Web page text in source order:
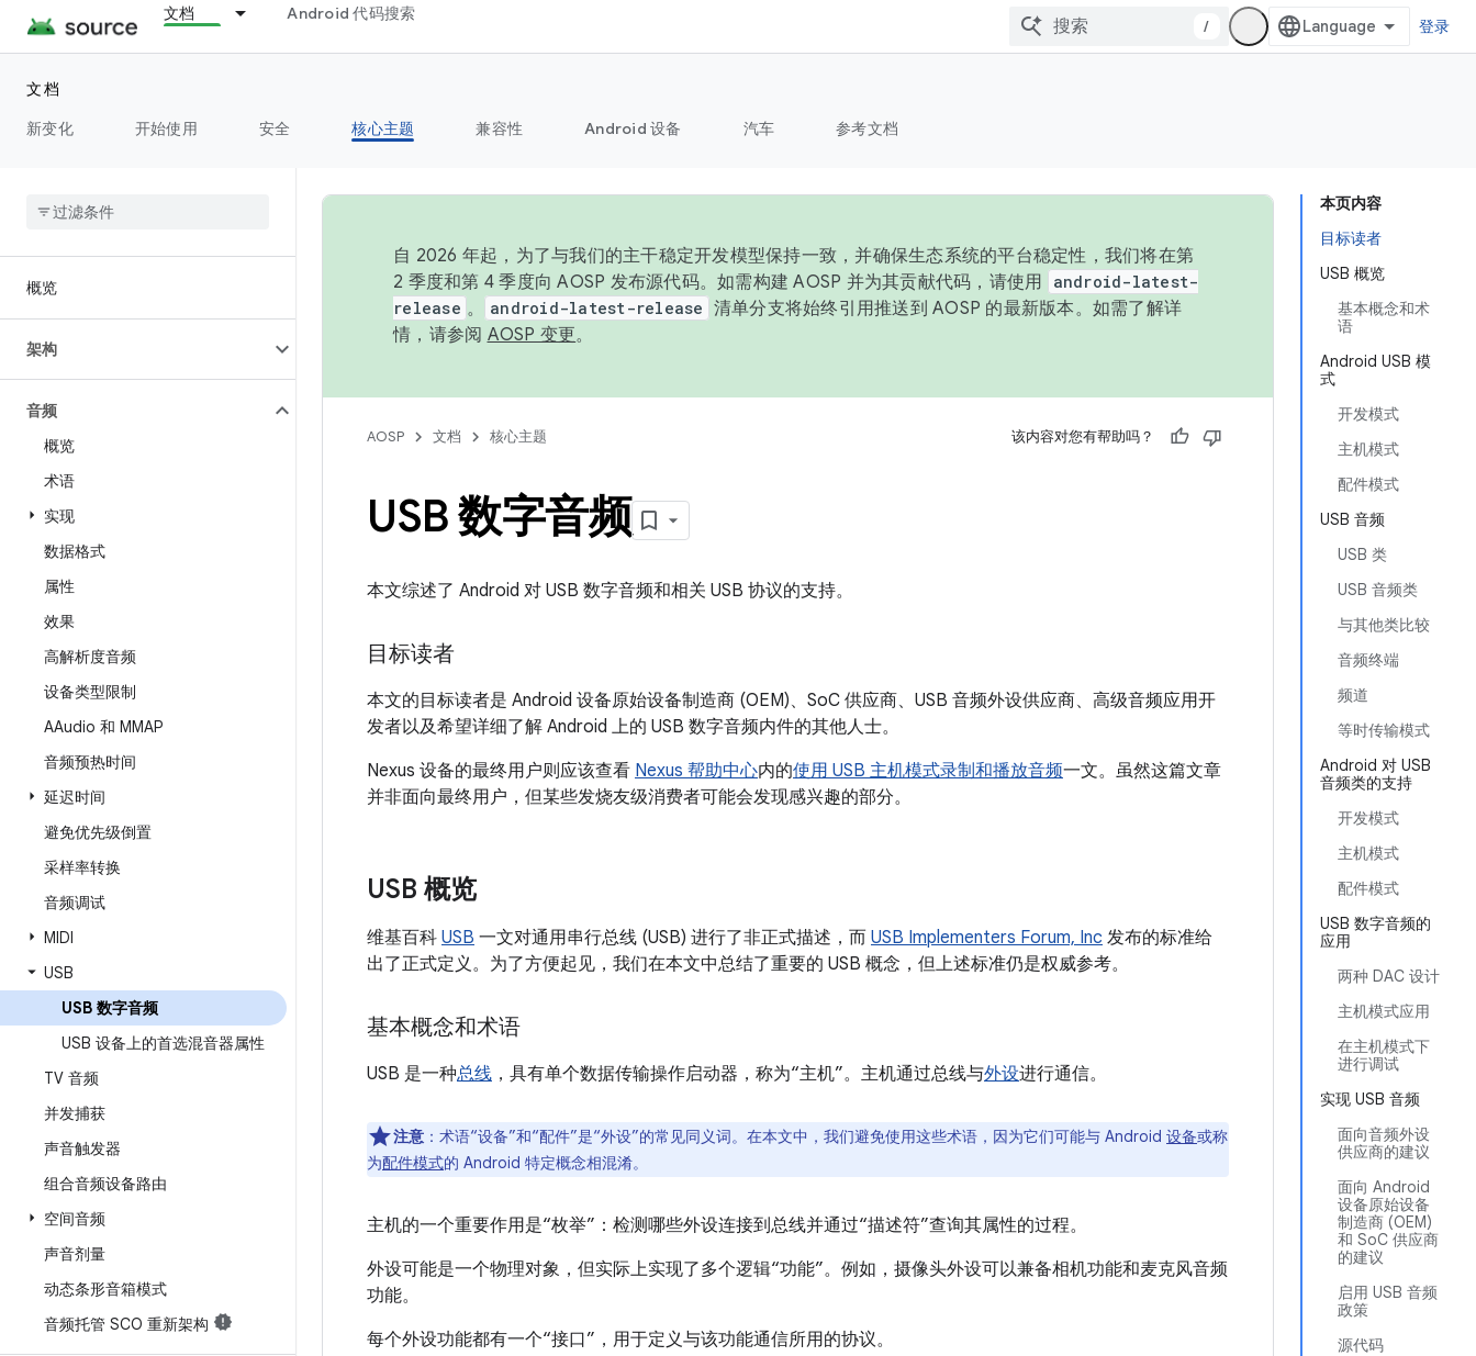
文档 Android 代码搜索
/ 登录
文档
新变化
开始使用 安全 核心主题 兼容性 Android 设备 汽车 参考文档
概览
架构
音频
概览
术语
实现
数据格式
属性
效果
高解析度音频
设备类型限制
AAudio 和 MMAP
音频预热时间
延迟时间
避免优先级倒置
采样率转换
音频调试
MIDI
USB
USB 数字音频
USB 设备上的首选混音器属性
TV 音频
并发捕获
声音触发器
组合音频设备路由
空间音频
声音剂量
动态条形音箱模式
音频托管 SCO 重新架构
本页内容
目标读者
USB 概览
基本概念和术
语
Android USB 模
式
开发模式
主机模式
配件模式
USB 音频
USB 类
USB 音频类
与其他类比较
音频终端
频道
等时传输模式
Android 对 USB
音频类的支持
开发模式
主机模式
配件模式
USB 数字音频的
应用
两种 DAC 设计
主机模式应用
在主机模式下
进行调试
实现 USB 音频
面向音频外设
供应商的建议
面向 Android
设备原始设备
制造商 (OEM)
和 SoC 供应商
的建议
启用 USB 音频
政策
源代码
自 2026 年起，为了与我们的主干稳定开发模型保持一致，并确保生态系统的平台稳定性，我们将在第
2 季度和第 4 季度向 AOSP 发布源代码。如需构建 AOSP 并为其贡献代码，请使用
android-latest-
release 。 android-latest-release 清单分支将始终引用推送到 AOSP 的最新版本。如需了解详
情，请参阅 AOSP 变更。
AOSP 文档 核心主题 该内容对您有帮助吗？
USB 数字音频
本文综述了 Android 对 USB 数字音频和相关 USB 协议的支持。
目标读者
本文的目标读者是 Android 设备原始设备制造商 (OEM)、SoC 供应商、USB 音频外设供应商、高级音频应用开
发者以及希望详细了解 Android 上的 USB 数字音频内件的其他人士。
Nexus 设备的最终用户则应该查看 Nexus 帮助中心内的使用 USB 主机模式录制和播放音频一文。虽然这篇文章
并非面向最终用户，但某些发烧友级消费者可能会发现感兴趣的部分。
USB 概览
维基百科 USB 一文对通用串行总线 (USB) 进行了非正式描述，而 USB Implementers Forum, Inc 发布的标准给
出了正式定义。为了方便起见，我们在本文中总结了重要的 USB 概念，但上述标准仍是权威参考。
基本概念和术语
USB 是一种总线 ，具有单个数据传输操作启动器，称为“主机”。 主机通过总线与外设进行通信。
注意 ：术语“设备”和“配件”是“外设”的常见同义词。 在本文中，我们避免使用这些术语，因为它们可能与 Android 设备或称
为配件模式的 Android 特定概念相混淆。
主机的一个重要作用是“枚举”：检测哪些外设连接到总线并通过“描述符”查询其属性的过程。
外设可能是一个物理对象，但实际上实现了多个逻辑“功能”。 例如，摄像头外设可以兼备相机功能和麦克风音频
功能。
每个外设功能都有一个“接口”，用于定义与该功能通信所用的协议。